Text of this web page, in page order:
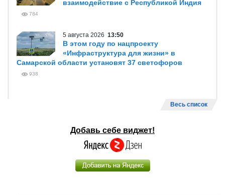
взаимодействие с Республикой Индия
784
5 августа 2026 13:50
В этом году по нацпроекту
«Инфраструктура для жизни» в
Самарской области установят 37 светофоров
938
Весь список
Добавь себе виджет!